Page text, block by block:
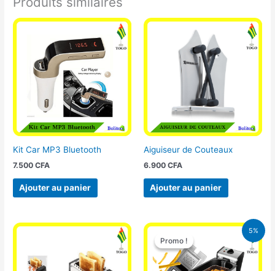
Kit Car MP3 Bluetooth
7.500CFA
Ajouter au panier
Aiguiseur de Couteaux
6.900 CFA
Ajouter au panier
5%
Promo !
Promo !
Le
initial
était :
39.000 CFA.
Le
prix
actuel
est :
37.000 CFA.